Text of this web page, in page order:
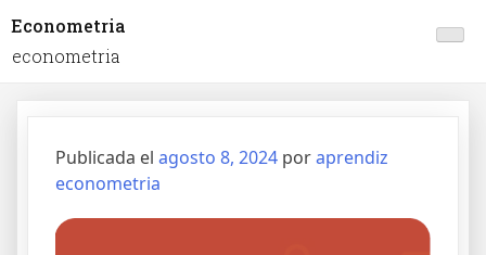
Econometria
econometria
Publicada el agosto 8, 2024 poraprendiz
econometria